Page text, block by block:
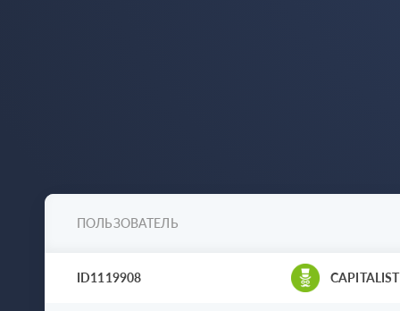
ПОЛЬЗОВАТЕЛЬ
ID1119908 CAPITALIST